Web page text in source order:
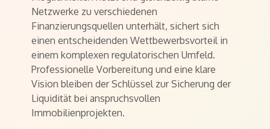
Netzwerke zu verschiedenen
Finanzierungsquellen unterhält, sichert sich
einen entscheidenden Wettbewerbsvorteil in
einem komplexen regulatorischen Umfeld.
Professionelle Vorbereitung und eine klare
Vision bleiben der Schlüssel zur Sicherung der
Liquidität bei anspruchsvollen
Immobilienprojekten.